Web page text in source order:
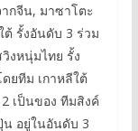
กจีน, มาซาโตะ
รั้งอันดับ 3 ร่วม
งหนุ่มไทย รั้ง
ยทีม เกาหลีใต้
เป็นของ ทีมสิงค์
น อยู่ในอันดับ 3